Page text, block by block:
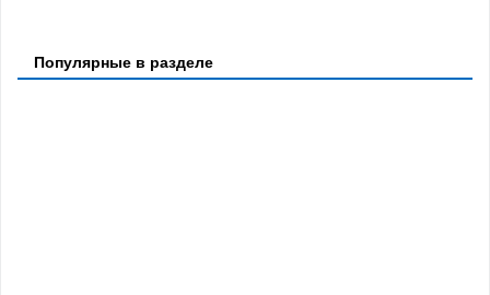
Популярные в разделе